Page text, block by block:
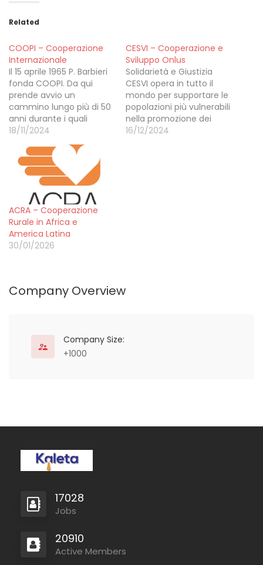
Related
COOPI – Cooperazione
Internazionale
Il 15 aprile 1965 P. Barbieri
fonda COOPI. Da qui
prende avvio un
cammino lungo più di 50
anni durante i quali
COOPI e la cooperazione
internazionale italiana
con tutte le molteplici
voci cresceranno e si
trasformeranno insieme.
Ma la storia di COOPI
comincia prima del 1965,
già nel 1961…
18/11/2024
CESVI – Cooperazione e
Sviluppo Onlus
Solidarietà e Giustizia
CESVI opera in tutto il
mondo per supportare le
popolazioni più vulnerabili
nella promozione dei
diritti umani, nel
16/12/2024
ACRA – Cooperazione
Rurale in Africa e
America Latina
30/01/2026
Company Overview
Company Size:
+1000
17028
Jobs
20910
Active Members